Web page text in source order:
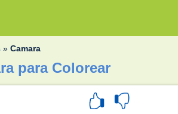
»Camara
para Colorear